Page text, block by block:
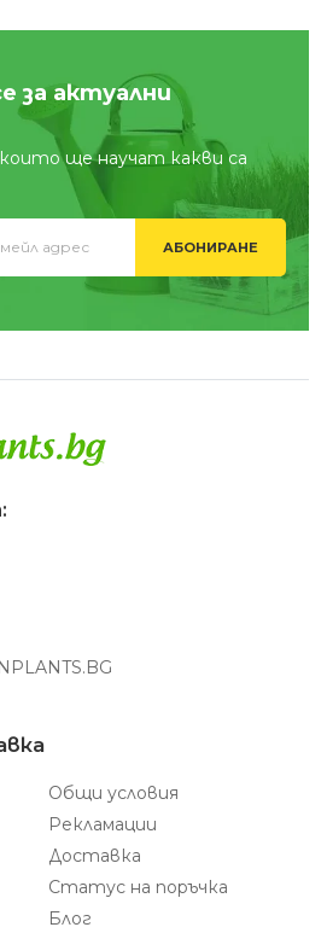
за актуални
ще научат какви са
АБОНИРАНЕ
Общи условия
Рекламации
Доставка
Статус на поръчка
Блог